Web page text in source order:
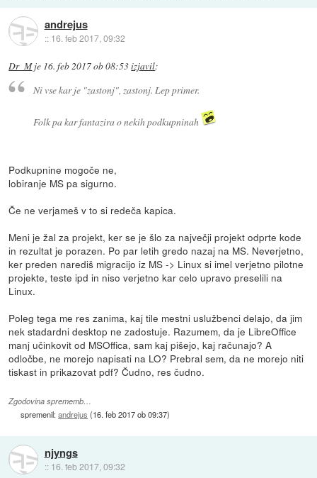
andrejus
:: 16. feb 2017, 09:32
Dr_Mje 16. feb 2017 ob 08:53izjavil:
Ni vse kar je "zastonj", zastonj. Lep primer.
Folk pa kar fantazira o nekih podkupninah
Podkupnine mogoče ne,
lobiranje MS pa sigurno.
Če ne verjameš v to si redeča kapica.
Meni je žal za projekt, ker se je šlo za največji projekt odprte kode
in rezultat je porazen. Po par letih gredo nazaj na MS. Neverjetno,
ker preden narediš migracijo iz MS -> Linux si imel verjetno pilotne
projekte, teste ipd in niso verjetno kar celo upravo preselili na
Linux.
Poleg tega me res zanima, kaj tile mestni uslužbenci delajo, da jim
nek stadardni desktop ne zadostuje. Razumem, da je LibreOffice
manj učinkovit od MSOffica, sam kaj pišejo, kaj računajo? A
odločbe, ne morejo napisati na LO? Prebral sem, da ne morejo niti
tiskast in prikazovat pdf? Čudno, res čudno.
Zgodovina sprememb…
spremenil:andrejus (16. feb 2017 ob 09:37)
njyngs
:: 16. feb 2017, 09:32